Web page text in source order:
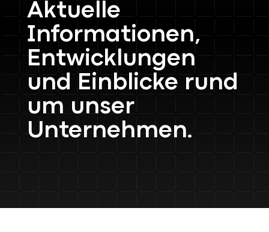
Aktuelle
Informationen,
Entwicklungen
und Einblicke rund
um unser
Unternehmen.